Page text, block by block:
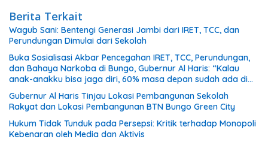
Berita Terkait
Wagub Sani: Bentengi Generasi Jambi dari IRET, TCC, dan
Perundungan Dimulai dari Sekolah
Buka Sosialisasi Akbar Pencegahan IRET, TCC, Perundungan,
dan Bahaya Narkoba di Bungo, Gubernur Al Haris: “Kalau
anak-anakku bisa jaga diri, 60% masa depan sudah ada di
tangan”
Gubernur Al Haris Tinjau Lokasi Pembangunan Sekolah
Rakyat dan Lokasi Pembangunan BTN Bungo Green City
Hukum Tidak Tunduk pada Persepsi: Kritik terhadap Monopoli
Kebenaran oleh Media dan Aktivis